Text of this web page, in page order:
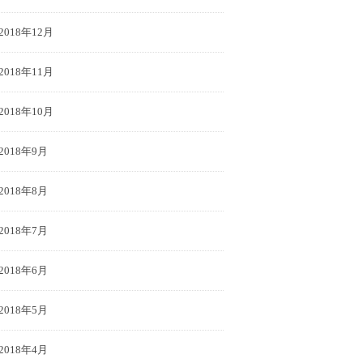
年12月
年11月
年10月
年9月
年8月
年7月
年6月
年5月
年4月